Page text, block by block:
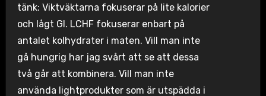
tänk: Viktväktarna fokuserar på lite kalorier
och lågt GI. LCHF fokuserar enbart på
antalet kolhydrater i maten. Vill man inte
gå hungrig har jag svårt att se att dessa
två går att kombinera. Vill man inte
använda lightprodukter som är utspädda i